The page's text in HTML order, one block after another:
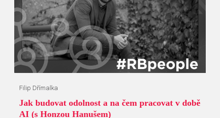
Filip Dřímalka
Jak budovat odolnost a na čem pracovat v době
AI (s Honzou Hanušem)